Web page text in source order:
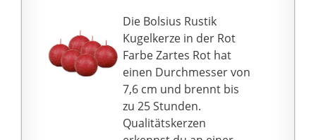
Die Bolsius Rustik
Kugelkerze in der Rot
Farbe Zartes Rot hat
einen Durchmesser von
7,6 cm und brennt bis
zu 25 Stunden.
Qualitätskerzen